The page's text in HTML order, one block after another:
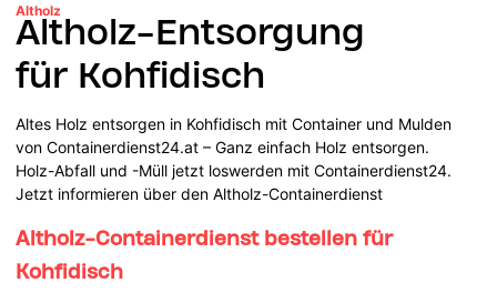
Altholz
Altholz-Entsorgung
für Kohfidisch
Altes Holz entsorgen in Kohfidisch mit Container und Mulden
von Containerdienst24.at – Ganz einfach Holz entsorgen.
Holz-Abfall und -Müll jetzt loswerden mit Containerdienst24.
Jetzt informieren über den Altholz-Containerdienst
Altholz-Containerdienst bestellen für
Kohfidisch